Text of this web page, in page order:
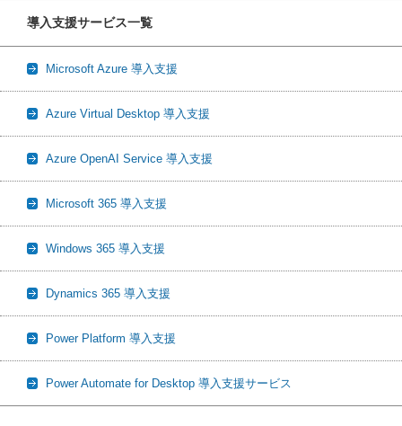
導入支援サービス一覧
Microsoft Azure 導入支援
Azure Virtual Desktop 導入支援
Azure OpenAI Service 導入支援
Microsoft 365 導入支援
Windows 365 導入支援
Dynamics 365 導入支援
Power Platform 導入支援
Power Automate for Desktop 導入支援サービス